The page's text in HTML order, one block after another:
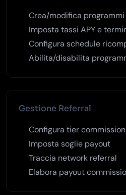
Crea/modifica programmi
Imposta tassi APY e
Configura schedule
Abilita/disabilita
Gestione Referral
Configura tier
Imposta soglie payout
Traccia network referral
Elabora payout